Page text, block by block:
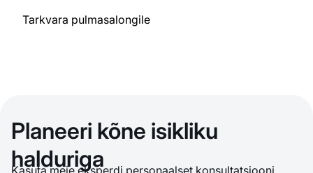
Tarkvara pulmasalongile
Planeeri kõne isikliku
halduriga